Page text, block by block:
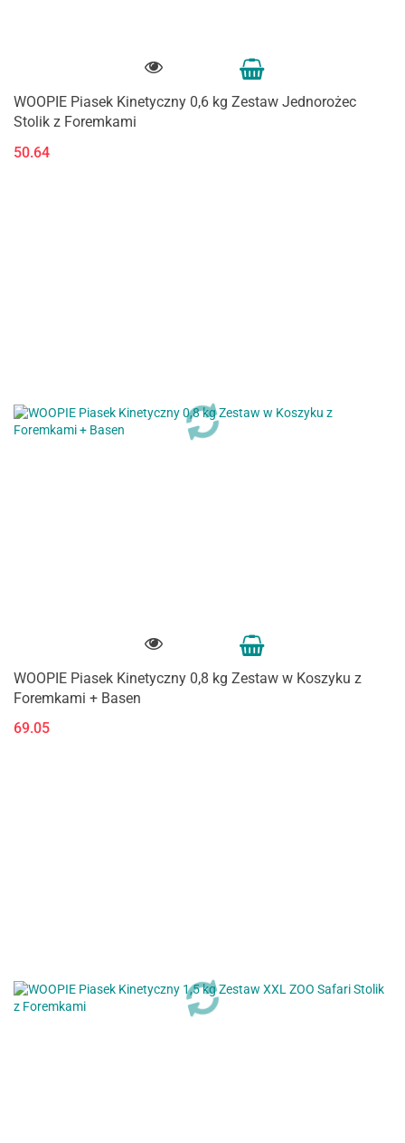
WOOPIE Piasek Kinetyczny 0,6 kg Zestaw Jednorożec
Stolik z Foremkami
50.64
WOOPIE Piasek Kinetyczny 0,8 kg Zestaw w Koszyku z
Foremkami + Basen
69.05